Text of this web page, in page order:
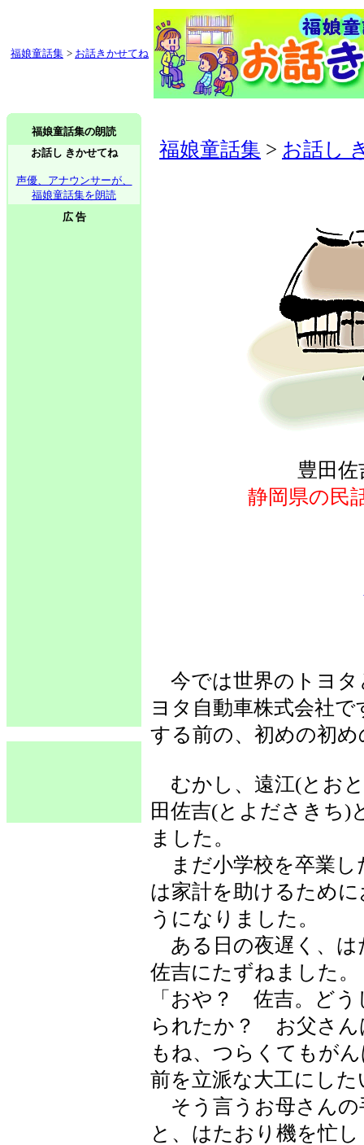
福娘童話集 > お話きかせてね
福娘童話集の朗読
お話し きかせてね
声優、アナウンサーが、
福娘童話集を朗読
広 告
福娘童話集 > お話し
豊田
静岡県の民
今では世界のトヨタ
ヨタ自動車株式会社
する前の、初めの初
むかし、遠江(とお
田佐吉(とよださきち)
ました。
まだ小学校を卒業し
は家計を助けるため
うになりました。
ある日の夜遅く、は
佐吉にたずねました。
「おや？ 佐吉。ど
られたか？ お父さん
もね、つらくてもが
前を立派な大工にし
そう言うお母さんの
と、はたおり機を忙